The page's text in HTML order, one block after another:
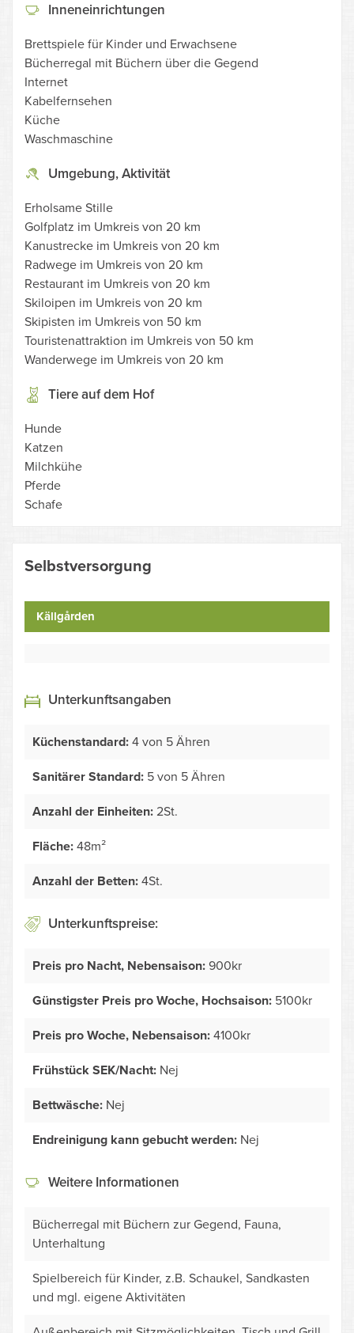
Inneneinrichtungen
Brettspiele für Kinder und Erwachsene
Bücherregal mit Büchern über die Gegend
Internet
Kabelfernsehen
Küche
Waschmaschine
Umgebung, Aktivität
Erholsame Stille
Golfplatz im Umkreis von 20 km
Kanustrecke im Umkreis von 20 km
Radwege im Umkreis von 20 km
Restaurant im Umkreis von 20 km
Skiloipen im Umkreis von 20 km
Skipisten im Umkreis von 50 km
Touristenattraktion im Umkreis von 50 km
Wanderwege im Umkreis von 20 km
Tiere auf dem Hof
Hunde
Katzen
Milchkühe
Pferde
Schafe
Selbstversorgung
Källgården
Unterkunftsangaben
Küchenstandard: 4 von 5 Ähren
Sanitärer Standard: 5 von 5 Ähren
Anzahl der Einheiten: 2St.
Fläche: 48m²
Anzahl der Betten: 4St.
Unterkunftspreise:
Preis pro Nacht, Nebensaison: 900kr
Günstigster Preis pro Woche, Hochsaison: 5100kr
Preis pro Woche, Nebensaison: 4100kr
Frühstück SEK/Nacht: Nej
Bettwäsche: Nej
Endreinigung kann gebucht werden: Nej
Weitere Informationen
Bücherregal mit Büchern zur Gegend, Fauna,
Unterhaltung
Spielbereich für Kinder, z.B. Schaukel, Sandkasten
und mgl. eigene Aktivitäten